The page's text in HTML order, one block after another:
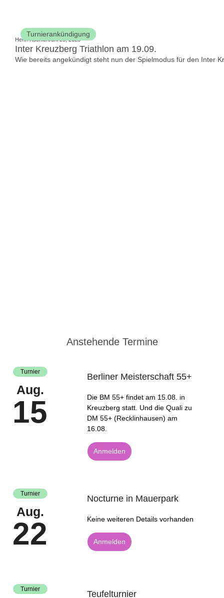
Turnierankündigung
Henri KüchlerJuni 25, 2026
Inter Kreuzberg Triathlon am 19.09.
Wie bereits angekündigt steht nun der Spielmodus für den Inter
Anstehende Termine
Turnier
Aug.
15
Berliner Meisterschaft 55+
Die BM 55+ findet am 15.08. in
Kreuzberg statt. Und die Quali zu
DM 55+ (Recklinhausen) am
16.08.
Anmelden
Turnier
Aug.
22
Nocturne in Mauerpark
Keine weiteren Details vorhanden
Anmelden
Turnier Teufelturnier